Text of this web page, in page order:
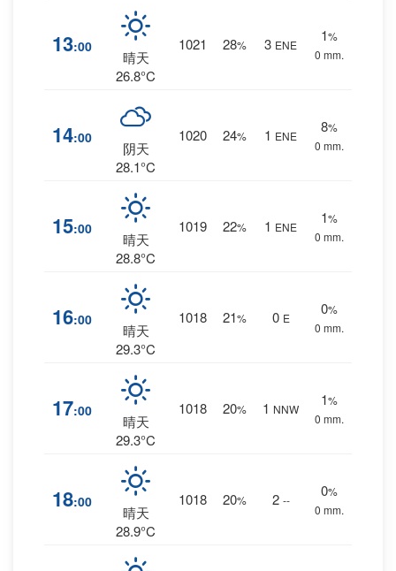
13:00
晴天
26.8°C
1021 28% 3 ENE
1%
0 mm.
14:00
阴天
28.1°C
1020 24% 1 ENE
8%
0 mm.
15:00
晴天
28.8°C
1019 22% 1 ENE
1%
0 mm.
16:00
晴天
29.3°C
1018 21% 0 E
0%
0 mm.
17:00
晴天
29.3°C
1018 20% 1 NNW
1%
0 mm.
18:00
晴天
28.9°C
1018 20% 2 --
0%
0 mm.